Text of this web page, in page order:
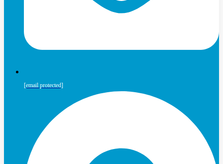
[email protected]